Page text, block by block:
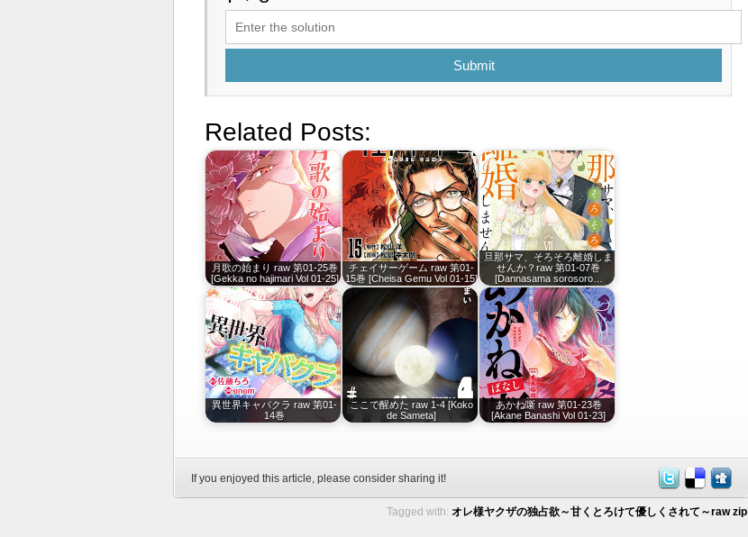
Submit
Related Posts:
月歌の始まり raw 第01-25巻
[Gekka no hajimari Vol 01-25]
チェイサーゲーム raw 第01-
15巻 [Cheisa Gemu Vol 01-15]
旦那サマ、そろそろ離婚しま
せんか？raw 第01-07巻
[Dannasama sorosoro…
異世界キャバクラ raw 第01-
14巻
ここで醒めた raw 1-4 [Koko
de Sameta]
あかね噺 raw 第01-23巻
[Akane Banashi Vol 01-23]
If you enjoyed this article, please consider sharing it!
Tagged with: オレ様ヤクザの独占欲～甘くとろけて優しくされて～raw zip